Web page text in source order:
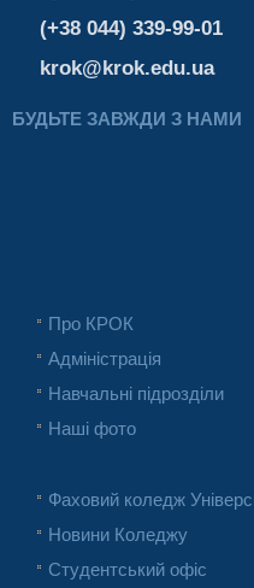
(+38 044) 339-99-01
krok@krok.edu.ua
БУДЬТЕ ЗАВЖДИ З НАМИ
Про КРОК
Адміністрація
Навчальні підрозділи
Наші фото
Фаховий коледж
Новини Коледжу
Студентський офіс